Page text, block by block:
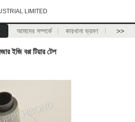
LIMITED
আমাদের সম্পর্কে কারখানা ভ্রমণ >>
ইজি বপ্প টিয়ার টেপ